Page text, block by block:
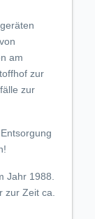
am
zur
zur
Jahr 1988.
zur Zeit ca.